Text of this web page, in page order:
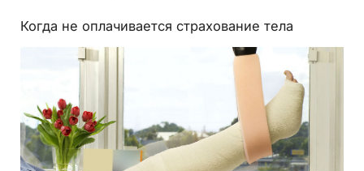
Когда не оплачивается страхование тела